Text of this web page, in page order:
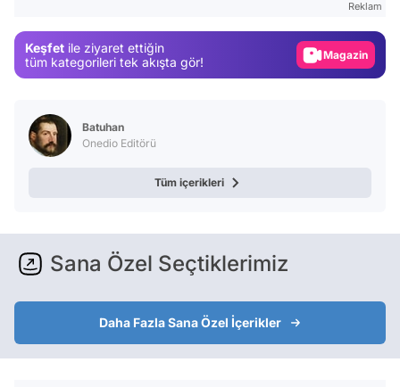
Reklam
Keşfet ile ziyaret ettiğin
tüm kategorileri tek akışta gör!
Magazin
Batuhan
Onedio Editörü
Tüm içerikleri
Sana Özel Seçtiklerimiz
Daha Fazla Sana Özel İçerikler